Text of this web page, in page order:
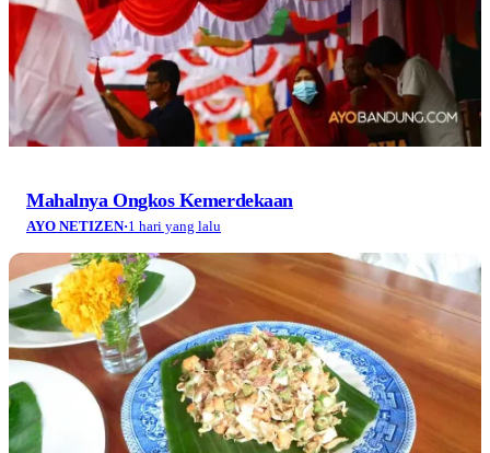
Mahalnya Ongkos Kemerdekaan
AYO NETIZEN·1 hari yang lalu